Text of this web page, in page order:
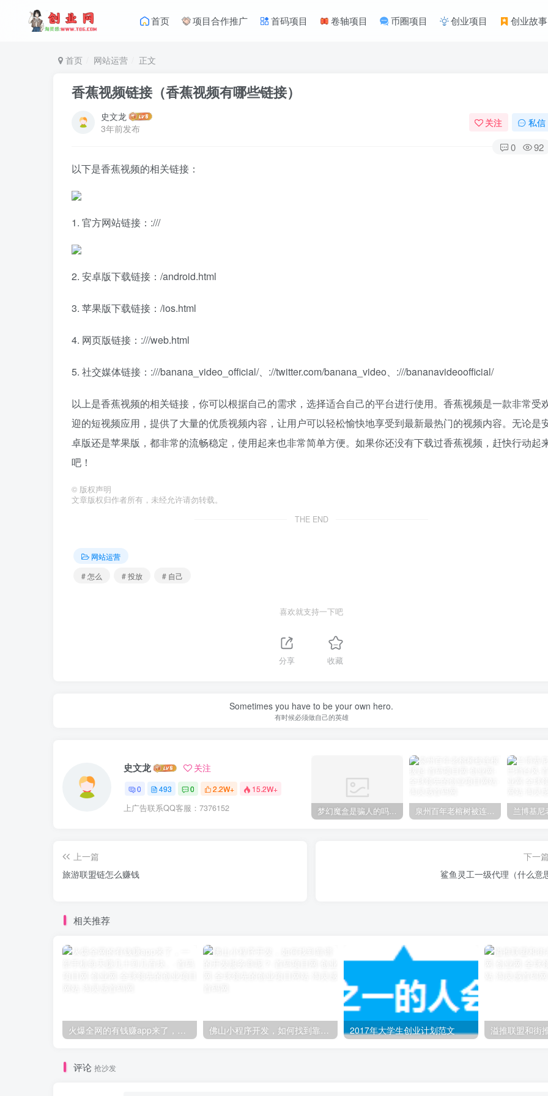
首页 项目合作推广 首码项目 卷轴项目 币圈项目 创业项目 创业故事
首页 网站运营 正文
香蕉视频链接（香蕉视频有哪些链接）
史文龙
3年前发布
关注 私信
0 92
以下是香蕉视频的相关链接：
1. 官方网站链接：:///
2. 安卓版下载链接：/android.html
3. 苹果版下载链接：/ios.html
4. 网页版链接：:///web.html
5. 社交媒体链接：:///banana_video_official/、://twitter.com/banana_video、:///bananavideoofficial/
以上是香蕉视频的相关链接，你可以根据自己的需求，选择适合自己的平台进行使用。香蕉视频是一款非常受
迎的短视频应用，提供了大量的优质视频内容，让用户可以轻松愉快地享受到最新最热门的视频内容。无论是
卓版还是苹果版，都非常的流畅稳定，使用起来也非常简单方便。如果你还没有下载过香蕉视频，赶快行动起
吧！
© 版权声明
文章版权归作者所有，未经允许请勿转载。
THE END
网站运营
# 怎么
# 投放 # 自己
喜欢就支持一下吧
分享 收藏
Sometimes you have to be your own hero.
有时候必须做自己的英雄
史文龙 关注
0 493 0 2.2W+ 15.2W+
上广告联系QQ客服：7376152 梦幻魔盒是骗人的吗【梦幻魔盒干嘛的】 泉州百年老榕树被连根拔起
上一篇
旅游联盟链怎么赚钱
下一篇
鲨鱼灵工一级代理（什么意
相关推荐
2017年大学生创业计划范文 溢推联盟和街
评论 抢沙发